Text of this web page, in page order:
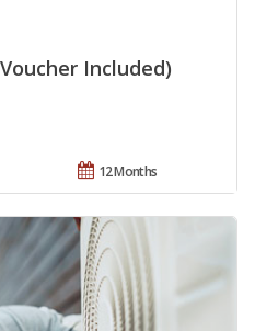
Included)
12 Months